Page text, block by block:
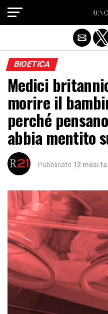
BIOETICA
Medici
morire il
perché
abbia mentito
Pubblicato 12 mesi fa
Exit